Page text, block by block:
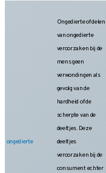
ongedierte
Ongedierte of delen
van ongedierte
veroorzaken bij de
mens geen
verwondingen als
gevolg van de
hardheid of de
scherpte van de
deeltjes. Deze
deeltjes
veroorzaken bij de
consument echter